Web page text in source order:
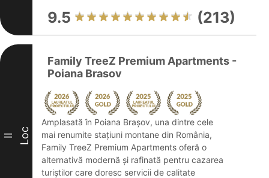
9.5 (213)
II Loc
Family TreeZ Premium Apartments -
Poiana Brasov
Amplasată în Poiana Brașov, una dintre cele
mai renumite stațiuni montane din România,
Family TreeZ Premium Apartments oferă o
alternativă modernă și rafinată pentru cazarea
turiștilor care doresc servicii de calitate